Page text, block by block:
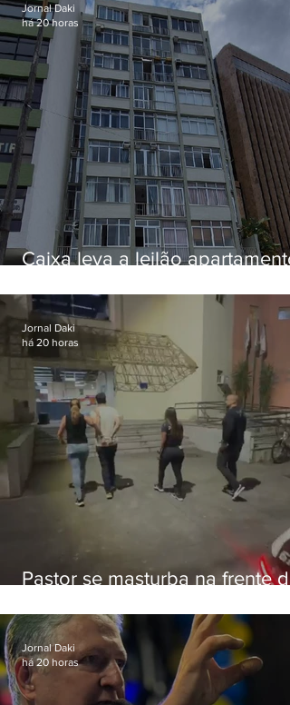
Caixa leva a leilão apartamento
Botafogo
Jornal Daki
há 20 horas
Pastor se masturba na frente de
Jornal Daki
há 20 horas
Jornal Daki
há 20 horas